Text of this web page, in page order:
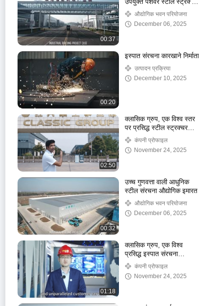
00:37
वर्कशॉपऔद्योगिक भवन परियोजना
December 06, 2025
00:20
इस्पात संरचना कारखाने निर्माता
उत्पादन प्रक्रिया
December 10, 2025
02:50
क्लासिक ग्रुप, एक विश्व स्तर
पर प्रसिद्ध स्टील स्ट्रक्चर
निर्माताकंपनी प्रोफाइल
November 24, 2025
00:32
उच्च गुणवत्ता वाली आधुनिक
स्टील संरचना औद्योगिक इमारत
औद्योगिक भवन परियोजना
December 06, 2025
01:18
क्लासिक ग्रुप, एक विश्व
प्रसिद्ध इस्पात संरचना
आपूर्तिकर्ता है।
कंपनी प्रोफाइल
November 24, 2025